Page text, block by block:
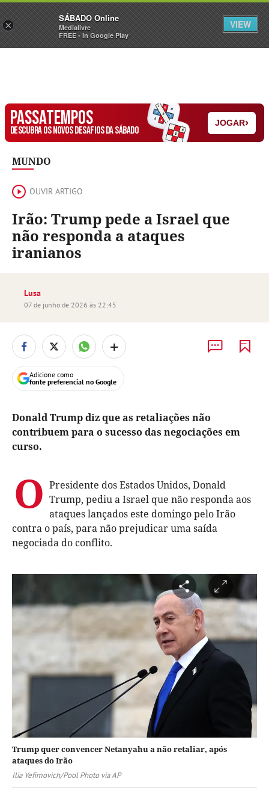
Sábado Assine Iniciar Sessão
PASSATEMPOS
DESCUBRA OS NOVOS DESAFIOS DA SÁBADO
JOGAR›
MUNDO
OUVIR ARTIGO
Irão: Trump pede a Israel que
não responda a ataques
iranianos
Lusa
07 de junho de 2026 às 22:45
+
Adicione como
fonte preferencial no Google
Donald Trump diz que as retaliações não
contribuem para o sucesso das negociações em
curso.
O Presidente dos Estados Unidos, Donald
Trump, pediu a Israel que não responda aos
ataques lançados este domingo pelo Irão
contra o país, para não prejudicar uma saída
negociada do conflito.
Trump quer convencer Netanyahu a não retaliar, após
ataques do Irão
Ilia Yefimovich/Pool Photo via AP
×
SÁBADO Online
Medialivre
FREE - In Google Play
VIEW